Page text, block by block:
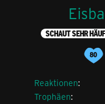
SCHAUT SEHR
Reaktionen
Trophäen